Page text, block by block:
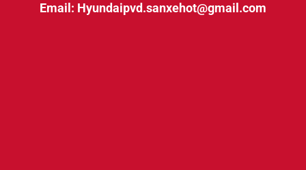
Email: Hyundaipvd.sanxehot@gmail.com